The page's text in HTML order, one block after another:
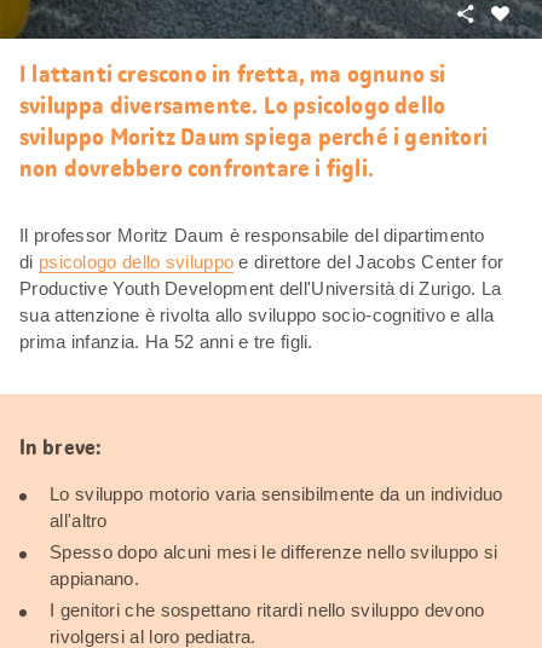
Mi
Condividi
I lattanti crescono in fretta, ma ognuno si
sviluppa diversamente. Lo psicologo dello
sviluppo Moritz Daum spiega perché i genitori
non dovrebbero confrontare i figli.
Il professor Moritz Daum è responsabile del dipartimento
di psicologo dello sviluppo e direttore del Jacobs Center for
Productive Youth Development dell'Università di Zurigo. La
sua attenzione è rivolta allo sviluppo socio-cognitivo e alla
prima infanzia. Ha 52 anni e tre figli.
In breve:
Lo sviluppo motorio varia sensibilmente da un individuo
all'altro
Spesso dopo alcuni mesi le differenze nello sviluppo si
appianano.
I genitori che sospettano ritardi nello sviluppo devono
rivolgersi al loro pediatra.